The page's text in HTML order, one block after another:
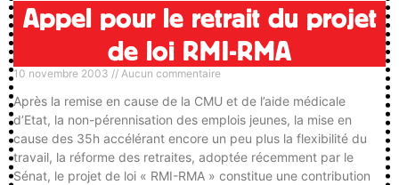
Appel pour le retrait du projet
de loi RMI-RMA
10 novembre 2003 Aucun commentaire
Après la remise en cause de la CMU et de l’aide médicale
d’Etat, la non-pérennisation des emplois jeunes, la mise en
cause des 35h accélérant encore un peu plus la flexibilité du
travail, la réforme des retraites, adoptée récemment par le
Sénat, le projet de loi « RMI-RMA » constitue une contribution